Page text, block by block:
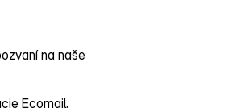
na naše
Ecomail.